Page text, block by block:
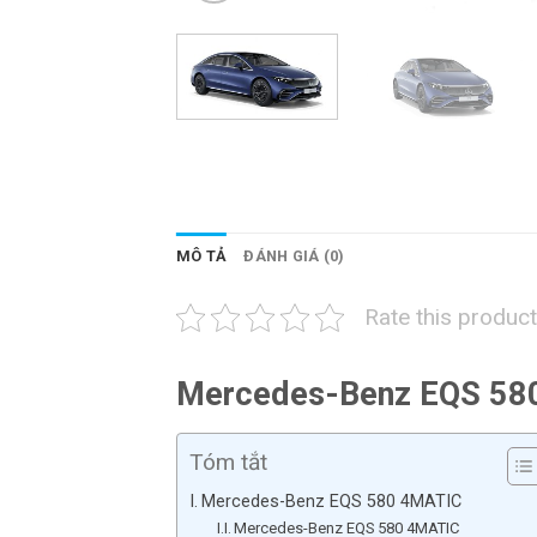
MÔ TẢ ĐÁNH GIÁ (0)
Rate this product
Mercedes-Benz EQS
Tóm tắt
Mercedes-Benz EQS 580 4MATIC
Mercedes-Benz EQS 580 4MATIC